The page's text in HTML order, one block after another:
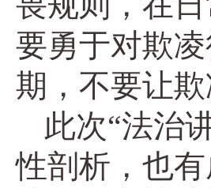
要勇于对欺
期，不要让
此次“法治
性剖析，也